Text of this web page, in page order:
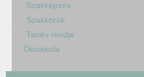
Szakképzés
Szakkörök
Tanév rendje
Ökoiskola